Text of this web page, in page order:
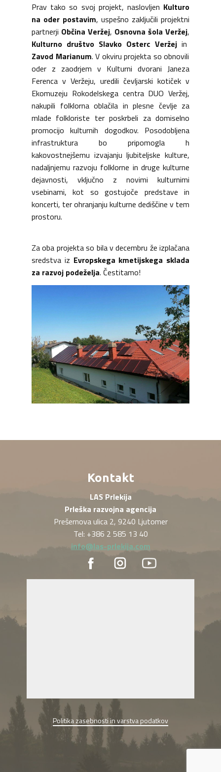
Prav tako so svoj projekt, naslovljen Kulturo
na oder postavim, uspešno zaključili projektni
partnerji Občina Veržej, Osnovna šola Veržej,
Kulturno društvo Slavko Osterc Veržej in
Zavod Marianum. V okviru projekta so obnovili
oder z zaodrjem v Kulturni dvorani Janeza
Ferenca v Veržeju, uredili čevljarski kotiček v
Ekomuzeju Rokodelskega centra DUO Veržej,
nakupili folklorna oblačila in plesne čevlje za
mlade folkloriste ter poskrbeli za domiselno
promocijo kulturnih dogodkov. Posodobljena
infrastruktura bo pripomogla h
kakovostnejšemu izvajanju ljubiteljske kulture,
nadaljnjemu razvoju folklorne in druge kulturne
dejavnosti, vključno z novimi kulturnimi
vsebinami, kot so gostujoče predstave in
koncerti, ter ohranjanju kulturne dediščine v tem
prostoru.
Za oba projekta so bila v decembru že izplačana
sredstva iz Evropskega kmetijskega sklada
za razvoj podeželja. Čestitamo!
Kontakt
LAS Prlekija
Prleška razvojna agencija
Prešernova ulica 2, 9240 Ljutomer
Tel: +386 2 585 13 40
info@las-prlekija.com
Politika zasebnosti in varstva podatkov